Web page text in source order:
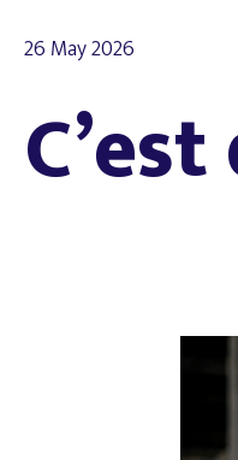
26 May 2026